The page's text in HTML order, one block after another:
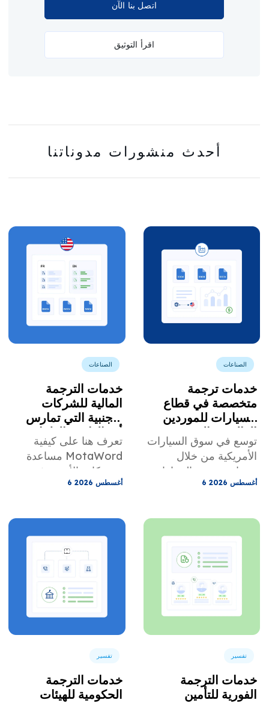
اتصل بنا الآن
اقرأ التوثيق
أحدث منشورات مدوناتنا
الصناعات
خدمات ترجمة
متخصصة في قطاع
السيارات للموردين
العالميين الذين يبيعون
منتجاتهم للمصنعين
الأمريكيين
توسع في سوق السيارات
الأمريكية من خلال
خدمات ترجمة السيارات
المصممة خصيصًا
وملفات PPAP ووثائق
6 أغسطس 2026
الصناعات
خدمات الترجمة
المالية للشركات
الأجنبية التي تمارس
أعمالها في الولايات
المتحدة.
تعرف هنا على كيفية
مساعدة MotaWord
للشركات الأجنبية في
ترجمة وثائقها لاستخدامها
6 أغسطس 2026
تفسير
خدمات الترجمة
الفورية للتأمين
تفسير
خدمات الترجمة
الحكومية للهيئات